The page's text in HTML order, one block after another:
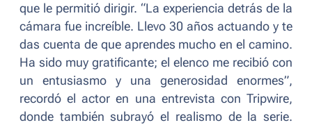
que le permitió dirigir. “La experiencia detrás de la
cámara fue increíble. Llevo 30 años actuando y te
das cuenta de que aprendes mucho en el camino.
Ha sido muy gratificante; el elenco me recibió con
un entusiasmo y una generosidad enormes”,
recordó el actor en una entrevista con Tripwire,
donde también subrayó el realismo de la serie.